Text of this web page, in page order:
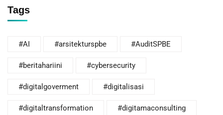
Tags
#AI #arsitekturspbe #AuditSPBE
#beritahariini #cybersecurity
#digitalgoverment #digitalisasi
#digitaltransformation #digitamaconsulting